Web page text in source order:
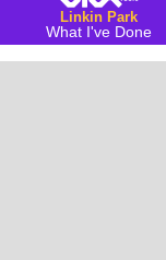
Linkin Park
What I've Done